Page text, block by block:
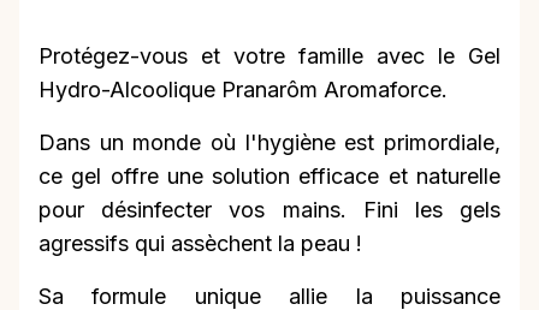
Protégez-vous et votre famille avec le Gel
Hydro-Alcoolique Pranarôm Aromaforce.
Dans un monde où l'hygiène est primordiale,
ce gel offre une solution efficace et naturelle
pour désinfecter vos mains. Fini les gels
agressifs qui assèchent la peau !
Sa formule unique allie la puissance